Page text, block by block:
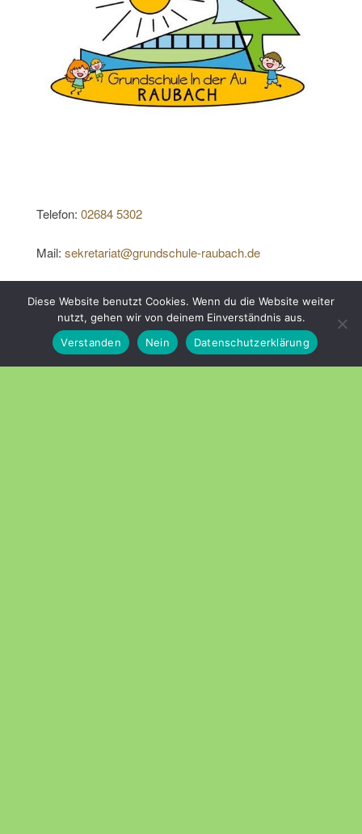
Telefon: 02684 5302
Mail: sekretariat@grundschule-raubach.de
Stolz präsentiert vonWordPress|Theme:Head Blog
Diese Website benutzt Cookies. Wenn du die Website weiter
nutzt, gehen wir von deinem Einverständnis aus.
Verstanden
Nein Datenschutzerklärung